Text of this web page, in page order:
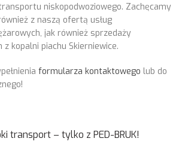
niskopodwoziowego. Zachęcamy
z naszą ofertą usług
jak również sprzedaży
z kopalni piachu Skierniewice.
formularza kontaktowego lub do
transport – tylko z PED-BRUK!